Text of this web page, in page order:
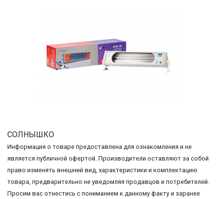
СОЛНЫШКО
Информация о товаре предоставлена для ознакомления и не
является публичной офертой. Производители оставляют за собой
право изменять внешний вид, характеристики и комплектацию
товара, предварительно не уведомляя продавцов и потребителей.
Просим вас отнестись с пониманием к данному факту и заранее